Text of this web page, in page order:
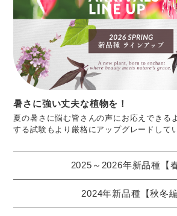
暑さに強い丈夫な植物を！
夏の暑さに悩む皆さんの声にお応えできる
する試験もより厳格にアップグレードして
2025～2026年新品種【
2024年新品種【秋冬編